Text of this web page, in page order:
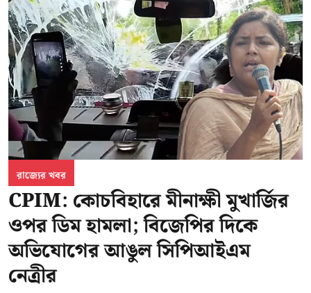
রাজ্যের খবর
CPIM: কোচবিহারে মীনাক্ষী মুখার্জির
ওপর ডিম হামলা; বিজেপির দিকে
অভিযোগের আঙুল সিপিআইএম
নেত্রীর